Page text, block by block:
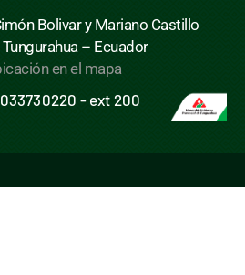
Bolivar y Mariano Castillo
– Ecuador
en el mapa
033730220 - ext 200